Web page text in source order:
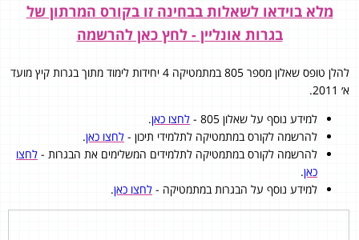
מלא בוידאו לשאלות בבחינה זו בקורס המרתון של
בגרות אונליין - לחץ כאן להרשמה
להלן טופס שאלון מספר 805 במתמטיקה 4 יחידות לימוד מתוך בגרות קיץ מועד
א׳ 2011.
למידע נוסף על שאלון 805 -
לחצו כאן.
להרשמה לקורס במתמטיקה לתלמידי תיכון - לחצו כאן.
להרשמה לקורס במתמטיקה לתלמידים המשלימים את הבגרות - לחצו
כאן.
למידע נוסף על הבגרות במתמטיקה - לחצו כאן.